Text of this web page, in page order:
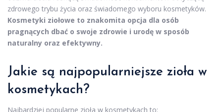
zdrowego trybu życia oraz świadomego wyboru kosmetyków.
Kosmetyki ziołowe to znakomita opcja dla osób
pragnących dbać o swoje zdrowie i urodę w sposób
naturalny oraz efektywny.
Jakie są najpopularniejsze zioła w
kosmetykach?
Najbardziej popularne zioła w kosmetykach to: